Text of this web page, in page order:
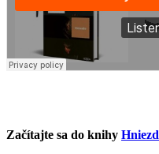
Začítajte sa do knihy